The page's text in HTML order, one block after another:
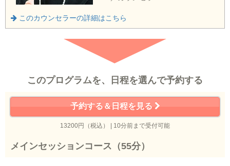
このカウンセラーの詳細はこちら
このプログラムを、日程を選んで予約する
予約する＆日程を見る
13200円（税込） | 10分前まで受付可能
メインセッションコース（55分）